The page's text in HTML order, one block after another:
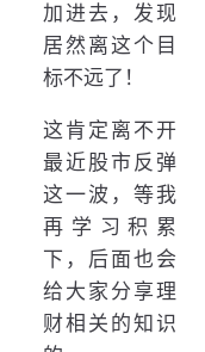
加进去，发现
居然离这个目
标不远了！
这肯定离不开
最近股市反弹
这一波，等我
再学习积累
下，后面也会
给大家分享理
财相关的知识